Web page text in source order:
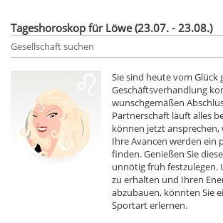
Tageshoroskop für Löwe (23.07. - 23.08.)
Gesellschaft suchen
Sie sind heute vom Glück
Geschäftsverhandlung
wunschgemäßen
Partnerschaft läuft alles
können jetzt ansprechen,
Ihre Avancen werden ein
finden. Genießen Sie
unnötig früh festzulegen.
zu erhalten und Ihren
abzubauen, könnten Sie
Sportart erlernen.